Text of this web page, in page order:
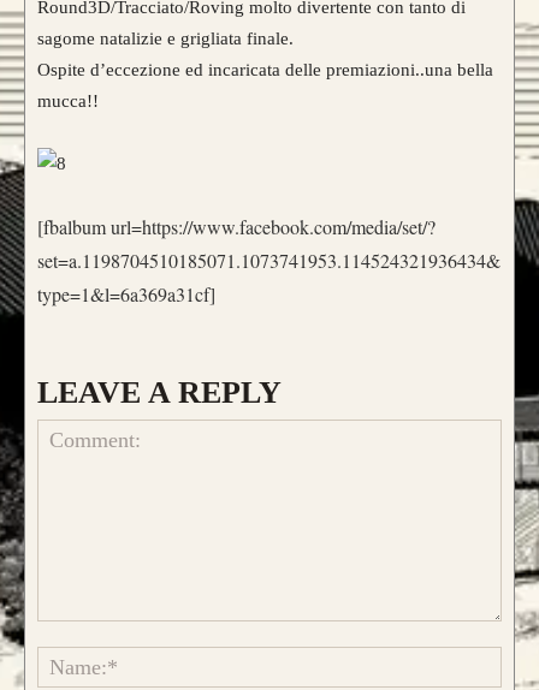
Round3D/Tracciato/Roving molto divertente con tanto di
sagome natalizie e grigliata finale.
Ospite d’eccezione ed incaricata delle premiazioni..una bella
mucca!!
[fbalbum url=https://www.facebook.com/media/set/?
set=a.1198704510185071.1073741953.114524321936434&
type=1&l=6a369a31cf]
LEAVE A REPLY